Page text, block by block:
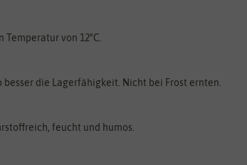
von 12°C.
die Lagerfähigkeit. Nicht bei Frost ernten.
feucht und humos.